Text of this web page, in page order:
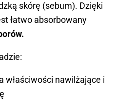
skórę (sebum). Dzięki
łatwo absorbowany
właściwości nawilżające i